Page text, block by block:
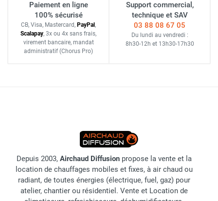
Paiement en ligne
100% sécurisé
CB, Visa, Mastercard, PayPal ,
Scalapay, 3x ou 4x sans frais,
virement bancaire, mandat
administratif (Chorus Pro)
Support commercial,
technique et SAV
03 88 08 67 05
Du lundi au vendredi :
8h30-12h et 13h30-17h30
Depuis 2003, Airchaud Diffusion propose la vente et la
location de chauffages mobiles et fixes, à air chaud ou
radiant, de toutes énergies (électrique, fuel, gaz) pour
atelier, chantier ou résidentiel. Vente et Location de